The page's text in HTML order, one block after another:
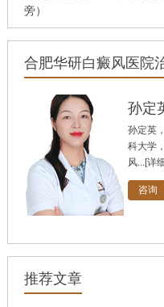
旁）
合肥华研白癜风医院
孙定
孙定英
科大学
风...[详
咨询
高汝
推荐文章